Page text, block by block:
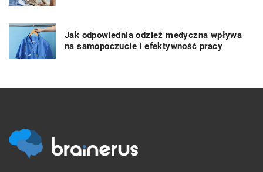
Jak odpowiednia odzież medyczna wpływa
na samopoczucie i efektywność pracy